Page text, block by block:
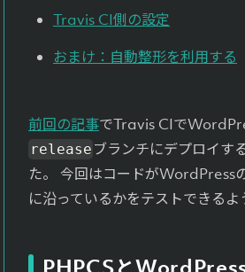
Travis CI側の設定
おまけ：自動整形を利用する
前回の記事でTravis CIで
release ブランチにデプロイす
た。 今回はコードがWordPress
に沿っているかをテストできるよ
PHPCSと